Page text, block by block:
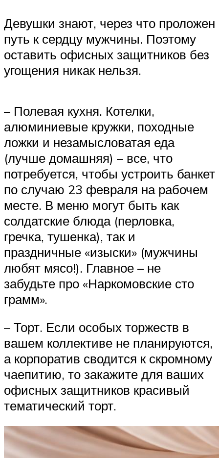
Девушки знают, через что проложен
путь к сердцу мужчины. Поэтому
оставить офисных защитников без
угощения никак нельзя.
– Полевая кухня. Котелки,
алюминиевые кружки, походные
ложки и незамысловатая еда
(лучше домашняя) – все, что
потребуется, чтобы устроить банкет
по случаю 23 февраля на рабочем
месте. В меню могут быть как
солдатские блюда (перловка,
гречка, тушенка), так и
праздничные «изыски» (мужчины
любят мясо!). Главное – не
забудьте про «Наркомовские сто
грамм».
– Торт. Если особых торжеств в
вашем коллективе не планируются,
а корпоратив сводится к скромному
чаепитию, то закажите для ваших
офисных защитников красивый
тематический торт.